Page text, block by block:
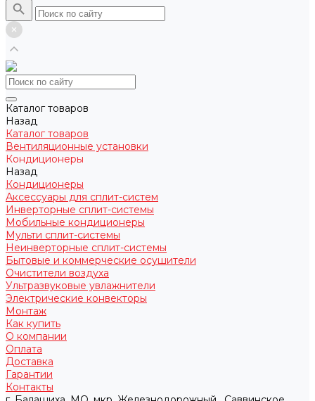
Каталог товаров
Назад
Каталог товаров
Вентиляционные установки
Кондиционеры
Назад
Кондиционеры
Аксессуары для сплит-систем
Инверторные сплит-системы
Мобильные кондиционеры
Мульти сплит-системы
Неинверторные сплит-системы
Бытовые и коммерческие осушители
Очистители воздуха
Ультразвуковые увлажнители
Электрические конвекторы
Монтаж
Как купить
О компании
Оплата
Доставка
Гарантии
Контакты